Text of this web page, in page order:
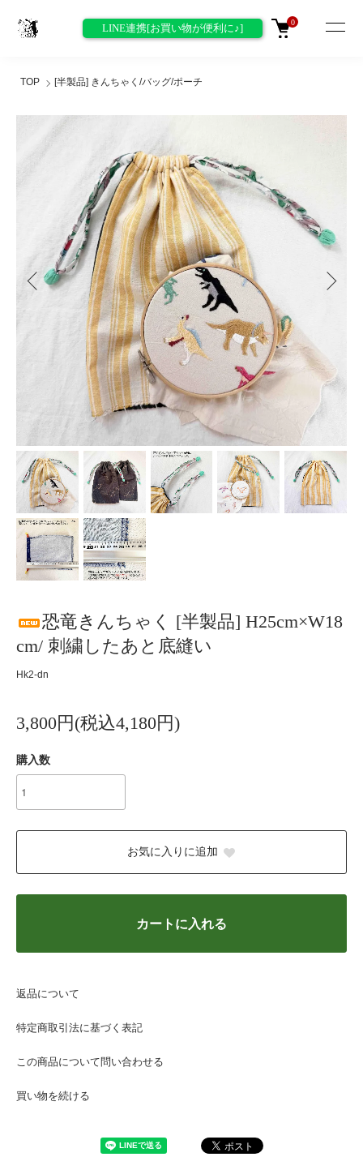
LINE連携[お買い物が便利に♪] 0
TOP [半製品] きんちゃく/バッグ/ポーチ
恐竜きんちゃく [半製品] H25cm×W18
cm/ 刺繍したあと底縫い
Hk2-dn
3,800円(税込4,180円)
購入数
お気に入りに追加
カートに入れる
返品について
特定商取引法に基づく表記
この商品について問い合わせる
買い物を続ける